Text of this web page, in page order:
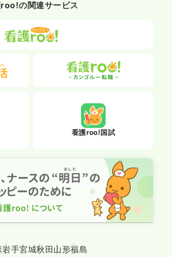
の関連サービス
看護roo!国試
岩手宮城秋田山形福島